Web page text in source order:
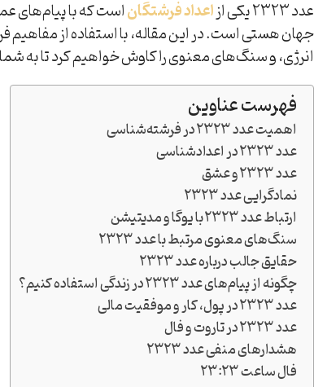
عدد 2323 یکی از اعداد فرشتگان
جهان هستی است. در این مقاله، با استفاده از مفاهیم فرشته‌شناسی،
انرژی، و سنگ‌های معنوی را کاوش خواهیم کرد تا به
فهرست عناوین
اهمیت عدد 2323 در فرشته‌شناسی
عدد 2323 در اعدادشناسی
عدد 2323 و عشق
نمادگرایی عدد 2323
ارتباط عدد 2323 با یوگا و مدیتیشن
سنگ‌های معنوی مرتبط با عدد 2323
حقایق جالب درباره عدد 2323
چگونه از پیام‌های عدد 2323 در زندگی استفاده کنیم؟
عدد 2323 در پول، کار و موفقیت مالی
عدد 2323 در تاروت و فال
هشدارهای منفی عدد 2323
فال ساعت 23:23